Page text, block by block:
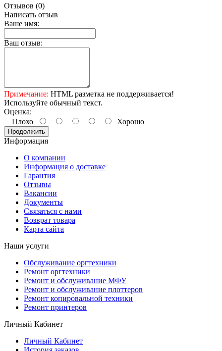
Отзывов (0)
Написать отзыв
Ваше имя:
Ваш отзыв:
Примечание: HTML разметка не поддерживается!
Используйте обычный текст.
Оценка:
Плохо
Хорошо
Продолжить
Информация
О компании
Информация о доставке
Гарантия
Отзывы
Вакансии
Документы
Связаться с нами
Возврат товара
Карта сайта
Наши услуги
Обслуживание оргтехники
Ремонт оргтехники
Ремонт и обслуживание МФУ
Ремонт и обслуживание плоттеров
Ремонт копировальной техники
Ремонт принтеров
Личный Кабинет
Личный Кабинет